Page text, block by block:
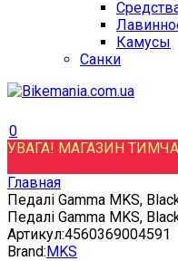
Камусы
Санки
0
УВАГА! МАГАЗИН
Главная
Педалі Gamma MKS,
Педалі Gamma MKS,
Артикул:4560369004591
Brand:MKS